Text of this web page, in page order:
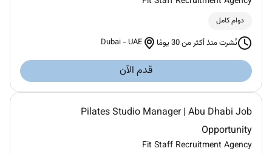
دوام كامل
نُشرت منذ أكثر من 30 يومًا Dubai -UAE
قدم الآن
Pilates Studio Manager | Abu Dhabi Job
Opportunity
Fit Staff Recruitment Agency